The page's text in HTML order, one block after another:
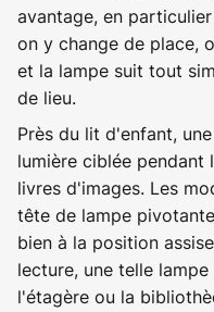
avantage, en
on y change de place,
et la lampe suit tout
de lieu.
Près du lit d'enfant,
lumière ciblée
livres d'images. Les
tête de lampe
bien à la position
lecture, une telle
l'étagère ou la